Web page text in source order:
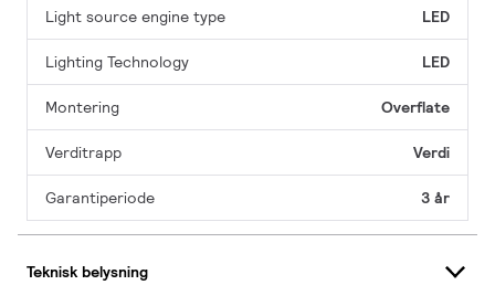
Light source engine type LED
Lighting Technology LED
Montering Overflate
Verditrapp Verdi
Garantiperiode 3 år
Teknisk belysning